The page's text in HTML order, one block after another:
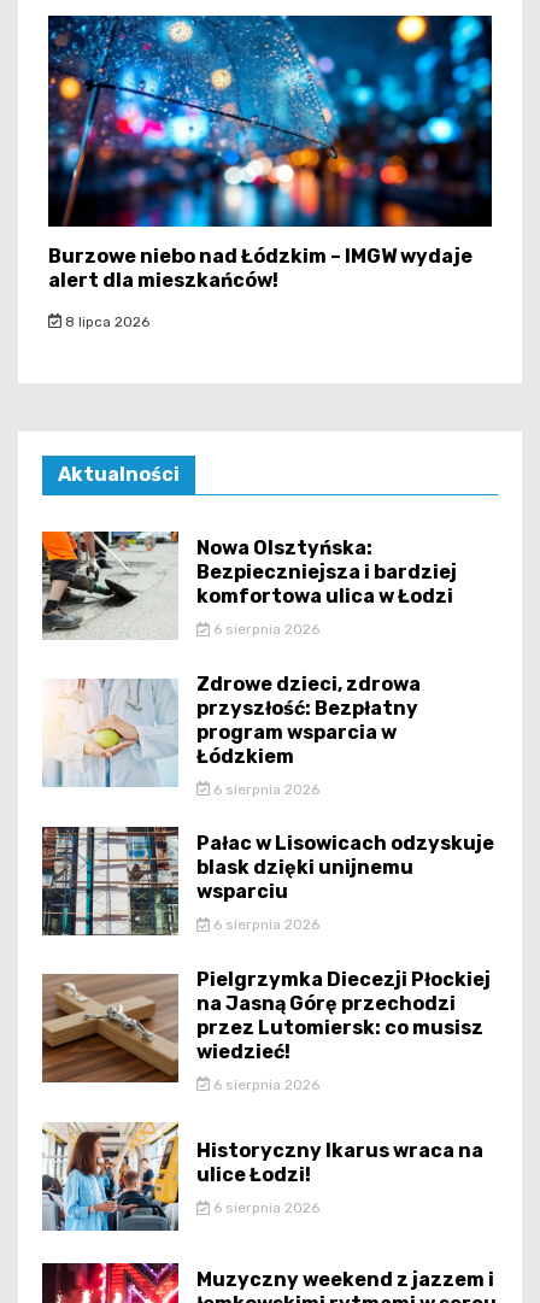
Burzowe niebo nad Łódzkim – IMGW wydaje
alert dla mieszkańców!
8 lipca 2026
Aktualności
Nowa Olsztyńska:
Bezpieczniejsza i bardziej
komfortowa ulica w Łodzi
6 sierpnia 2026
Zdrowe dzieci, zdrowa
przyszłość: Bezpłatny
program wsparcia w
Łódzkiem
6 sierpnia 2026
Pałac w Lisowicach odzyskuje
blask dzięki unijnemu
wsparciu
6 sierpnia 2026
Pielgrzymka Diecezji Płockiej
na Jasną Górę przechodzi
przez Lutomiersk: co musisz
wiedzieć!
6 sierpnia 2026
Historyczny Ikarus wraca na
ulice Łodzi!
6 sierpnia 2026
Muzyczny weekend z jazzem i